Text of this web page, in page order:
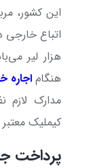
این کشور،
هزار لیر
هنگاماجاره
مدارک لازم
کیملیک
پرداخت